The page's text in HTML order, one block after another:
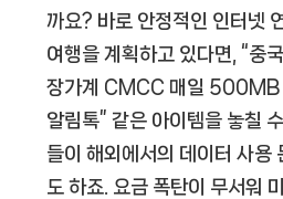
까요? 바로 안정적인 인터넷
여행을 계획하고 있다면, “중
장가계 CMCC 매일 500MB
알림톡” 같은 아이템을 놓칠
들이 해외에서의 데이터 사용
도 하죠. 요금 폭탄이 무서워